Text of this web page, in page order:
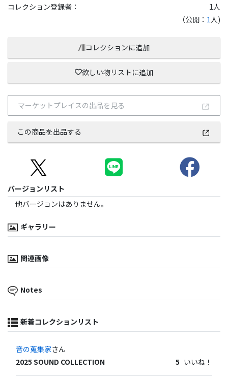
コレクション登録者：
1 人
（公開： 1人)
コレクションに追加
欲しい物リストに追加
マーケットプレイスの出品を見る
この商品を出品する
バージョンリスト
他バージョンはありません。
ギャラリー
関連画像
Notes
新着コレクションリスト
音の蒐集家さん
2025 SOUND COLLECTION
5 いいね！